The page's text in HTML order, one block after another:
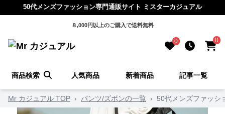
50代メンズファッション専門通販サイト ミスターカジュアル
８,000円以上のご購入で送料無料
0 0
商品検索 人気商品 新着商品 記事一覧
Mr カジュアル TOP › パンツ/ズボンの一覧 › 50代メンズファッシ